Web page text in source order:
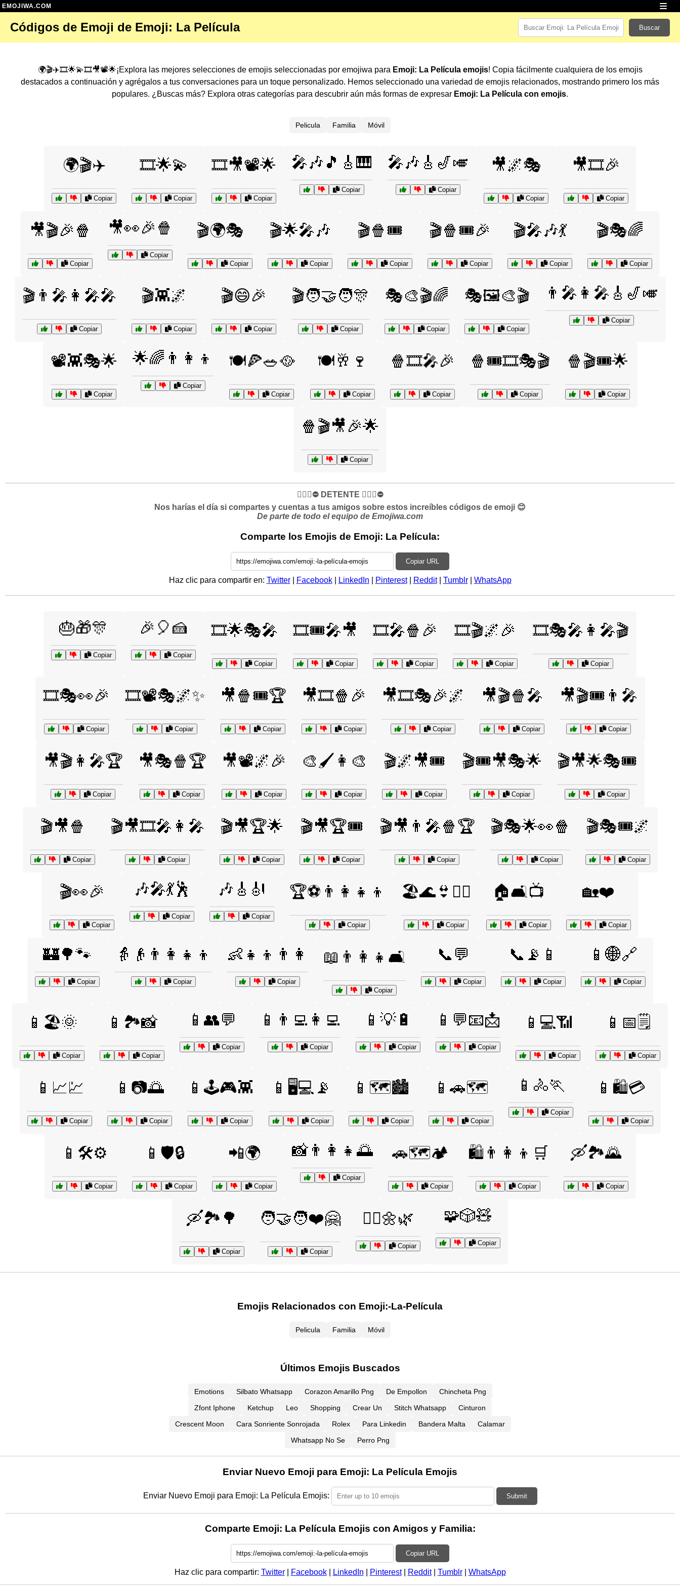
EMOJIWA.COM
Códigos de Emoji de Emoji: La Película Buscar
🌍🎬✈️🎞️🌟💫🎞️🎥📽️🌟¡Explora las mejores selecciones de emojis seleccionadas por emojiwa para Emoji: La Película emojis! Copia fácilmente cualquiera de los emojis
destacados a continuación y agrégalos a tus conversaciones para un toque personalizado. Hemos seleccionado una variedad de emojis relacionados, mostrando primero los más
populares. ¿Buscas más? Explora otras categorías para descubrir aún más formas de expresar Emoji: La Película con emojis.
Pelicula Familia Móvil
🌍🎬✈️
Copiar
🎞️🌟💫
Copiar
🎞️🎥📽️🌟
Copiar
🎤🎶🎵🎸🎹
Copiar
🎤🎶🎸🎷🎺
Copiar
🎥🌌🎭
Copiar
🎥🎞️🎉
Copiar
🎥🎬🎉🍿
Copiar
🎥👀🎉🍿
Copiar
🎬🌍🎭
Copiar
🎬🌟🎤🎶
Copiar
🎬🍿🎟️
Copiar
🎬🍿🎟️🎉
Copiar
🎬🎤🎶💃
Copiar
🎬🎭🌈
Copiar
🎬👨‍🎤👩‍🎤🎤
Copiar
🎬👾🌌
Copiar
🎬😄🎉
Copiar
🎬🧑‍🤝‍🧑🎊
Copiar
🎭🎨🎬🌈
Copiar
🎭🖼️🎨🎬
Copiar
👨‍🎤👩‍🎤🎸🎷🎺
Copiar
📽️👾🎭🌟
Copiar
🌟🌈👨‍👩‍👦
Copiar
🍽️🍕🥗🥘
Copiar
🍽️🥂🍷
Copiar
🍿🎞️🎤🎉
Copiar
🍿🎟️🎞️🎭🎬
Copiar
🍿🎬🎟️🌟
Copiar
🍿🎬🎥🎉🌟
Copiar
✋🏻🛑⛔️ DETENTE ✋🏻🛑⛔️
Nos harías el día si compartes y cuentas a tus amigos sobre estos increíbles códigos de emoji 😊
De parte de todo el equipo de Emojiwa.com
Comparte los Emojis de Emoji: La Película:
Copiar URL
Haz clic para compartir en: Twitter| Facebook| LinkedIn Pinterest| Reddit| Tumblr| WhatsApp
🎂🎁🎊
Copiar
🎉🎈🍰
Copiar
🎞️🌟🎭🎤
Copiar
🎞️🎟️🎤🎥
Copiar
🎞️🎤🍿🎉
Copiar
🎞️🎬🌌🎉
Copiar
🎞️🎭🎤👩‍🎤🎬
Copiar
🎞️🎭👀🎉
Copiar
🎞️📽️🎭🌌✨
Copiar
🎥🍿🎟️🏆
Copiar
🎥🎞️🍿🎉
Copiar
🎥🎞️🎭🎉🌌
Copiar
🎥🎬🍿🎤
Copiar
🎥🎬🎟️👨‍🎤
Copiar
🎥🎬👩‍🎤🏆
Copiar
🎥🎭🍿🏆
Copiar
🎥📽️🌌🎉
Copiar
🎨🖌️👩‍🎨
Copiar
🎬🌌🎥🎟️
Copiar
🎬🎟️🎥🎭🌟
Copiar
🎬🎥🌟🎭🎟️
Copiar
🎬🎥🍿
Copiar
🎬🎥🎞️🎤👩‍🎤
Copiar
🎬🎥🏆🌟
Copiar
🎬🎥🏆🎟️
Copiar
🎬🎥👨‍🎤🍿🏆
Copiar
🎬🎭🌟👀🍿
Copiar
🎬🎭🎟️🌌
Copiar
🎬👀🎉
Copiar
🎶🎤💃🕺
Copiar
🎶🎸🎻
Copiar
🏆⚽👨‍👩‍👧‍👦
Copiar
🏖️🌊👙🏄‍♂️
Copiar
🏠🛋️📺
Copiar
🏡❤️
Copiar
🏰🌳🐾
Copiar
👵👴👨‍👩‍👧‍👦
Copiar
👶👧👦👨👩
Copiar
📖👨‍👩‍👧🛋️
Copiar
📞💬
Copiar
📞📡📱
Copiar
📱🌐🔗
Copiar
📱🏖️🌞
Copiar
📱🏞️📸
Copiar
📱👥💬
Copiar
📱👨‍💻👩‍💻
Copiar
📱💡🔋
Copiar
📱💬📧📩
Copiar
📱💻📶
Copiar
📱📅🗒️
Copiar
📱📈💹
Copiar
📱📷🌅
Copiar
📱🕹️🎮👾
Copiar
📱🖥️💻📡
Copiar
📱🗺️🏙️
Copiar
📱🚗🗺️
Copiar
📱🚴🏃
Copiar
📱🛍️💳
Copiar
📱🛠️⚙️
Copiar
📱🛡️🔒
Copiar
📲🌍
Copiar
📸👨‍👩‍👧🌅
Copiar
🚗🗺️🏕️
Copiar
🛍️👨‍👩‍👦🛒
Copiar
🛶🏞️🌄
Copiar
🛶🏞️🌳
Copiar
🧑‍🤝‍🧑❤️🤗
Copiar
🧘‍♀️🌼🌿
Copiar
🧩🎲🧸
Copiar
Emojis Relacionados con Emoji:-La-Película
Pelicula Familia Móvil
Últimos Emojis Buscados
Emotions Silbato Whatsapp Corazon Amarillo Png De Empollon
Chincheta Png
Zfont Iphone
Ketchup Leo Shopping Crear Un Stitch Whatsapp
Cinturon
Crescent Moon
Cara Sonriente Sonrojada Rolex Para Linkedin Bandera Malta
Calamar
Whatsapp No Se
Perro Png
Enviar Nuevo Emoji para Emoji: La Película Emojis
Enviar Nuevo Emoji para Emoji: La Película Emojis: Submit
Comparte Emoji: La Película Emojis con Amigos y Familia:
Copiar URL
Haz clic para compartir: Twitter| Facebook| LinkedIn Pinterest| Reddit| Tumblr| WhatsApp